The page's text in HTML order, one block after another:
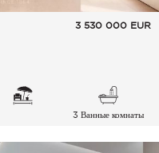
3 530 000 EUR
3 Ванные комнаты